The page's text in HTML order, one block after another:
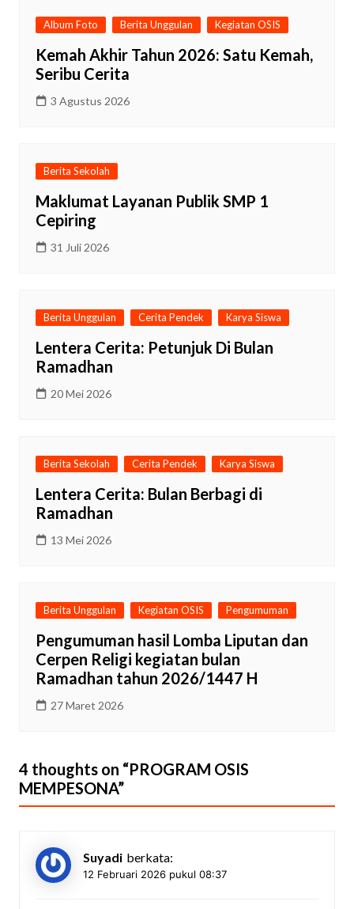
Album Foto Berita Unggulan Kegiatan OSIS
Kemah Akhir Tahun 2026: Satu Kemah,
Seribu Cerita
3 Agustus 2026
Berita Sekolah
Maklumat Layanan Publik SMP 1
Cepiring
31 Juli 2026
Berita Unggulan Cerita Pendek Karya Siswa
Lentera Cerita: Petunjuk Di Bulan
Ramadhan
20 Mei 2026
Berita Sekolah Cerita Pendek Karya Siswa
Lentera Cerita: Bulan Berbagi di
Ramadhan
13 Mei 2026
Berita Unggulan Kegiatan OSIS Pengumuman
Pengumuman hasil Lomba Liputan dan
Cerpen Religi kegiatan bulan
Ramadhan tahun 2026/1447 H
27 Maret 2026
4 thoughts on “PROGRAM OSIS
MEMPESONA”
Suyadi berkata:
12 Februari 2026 pukul 08:37